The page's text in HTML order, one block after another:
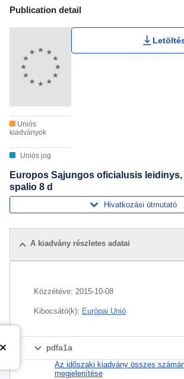
Publication Detail Actions
Publication detail
Uniós
kiadványok
Uniós jog
Europos Sąjungos oficialusis leidinys,
spalio 8 d
Hivatkozási útmutató
A kiadvány részletes adatai
Csomag
Közzétéve: 2015-10-08
Kibocsátó(k): Európai Unió
pdfa1a
Az időszaki kiadvány összes
megjelenítése